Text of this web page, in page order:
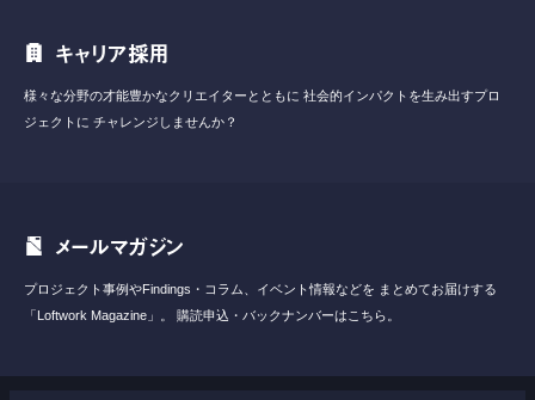
キャリア採用
様々な分野の才能豊かなクリエイターとともに 社会的インパクトを生み出すプロ
ジェクトに チャレンジしませんか？
メールマガジン
プロジェクト事例やFindings・コラム、イベント情報などを まとめてお届けする
「Loftwork Magazine」。
購読申込・バックナンバーはこちら。